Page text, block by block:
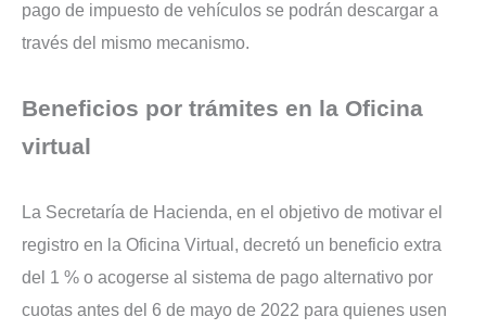
pago de impuesto de vehículos se podrán descargar a
través del mismo mecanismo.
Beneficios por trámites en la Oficina
virtual
La Secretaría de Hacienda, en el objetivo de motivar el
registro en la Oficina Virtual, decretó un beneficio extra
del 1 % o acogerse al sistema de pago alternativo por
cuotas antes del 6 de mayo de 2022 para quienes usen